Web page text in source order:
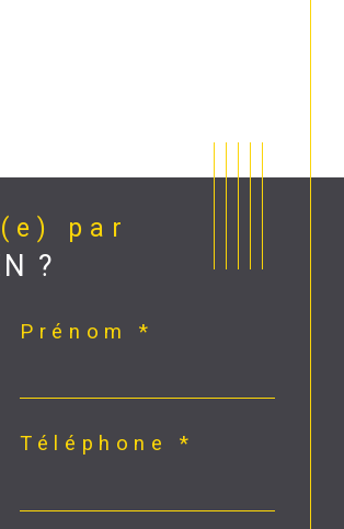
par
?
Prénom *
Téléphone *